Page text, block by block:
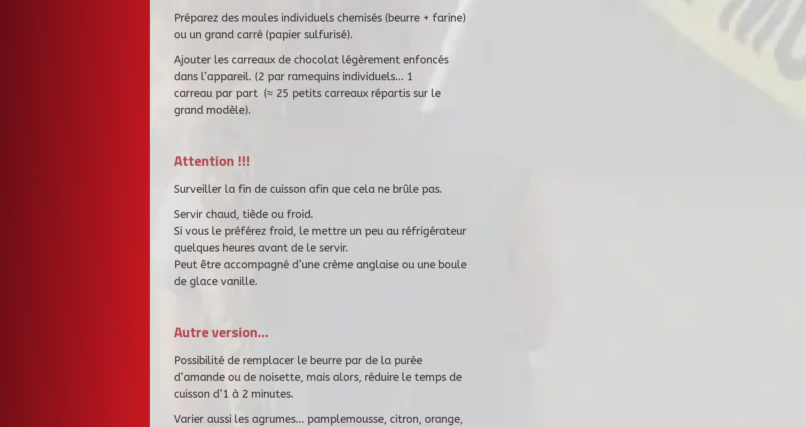
Préparez des moules individuels chemisés (beurre + farine)
ou un grand carré (papier sulfurisé).
Ajouter les carreaux de chocolat légèrement enfoncés
dans l’appareil. (2 par ramequins individuels… 1
carreau par part (≈ 25 petits carreaux répartis sur le
grand modèle).
Attention !!!
Surveiller la fin de cuisson afin que cela ne brûle pas.
Servir chaud, tiède ou froid.
Si vous le préférez froid, le mettre un peu au réfrigérateur
quelques heures avant de le servir.
Peut être accompagné d’une crème anglaise ou une boule
de glace vanille.
Autre version…
Possibilité de remplacer le beurre par de la purée
d’amande ou de noisette, mais alors, réduire le temps de
cuisson d’1 à 2 minutes.
Varier aussi les agrumes… pamplemousse, citron, orange,